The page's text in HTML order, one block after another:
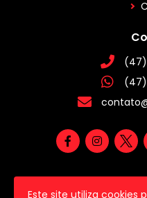
Este site utiliza cookies